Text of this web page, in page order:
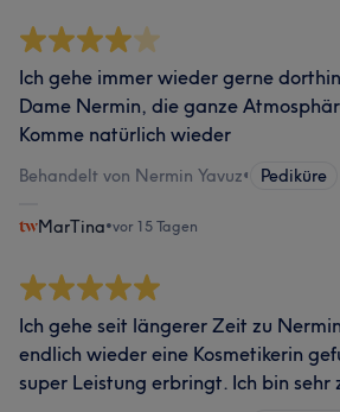
Ich gehe immer wieder gerne
Dame Nermin, die ganze
Komme natürlich wieder
Behandelt von Nermin Yavuz• Pediküre
MarTina•vor 15 Tagen
Ich gehe seit längerer Zeit zu
endlich wieder eine Kosmetikerin
super Leistung erbringt. Ich bin sehr